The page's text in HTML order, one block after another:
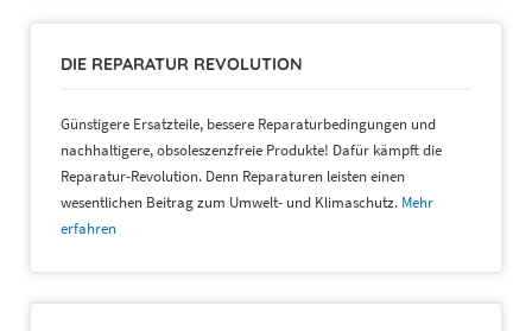
DIE REPARATUR REVOLUTION
Günstigere Ersatzteile, bessere Reparaturbedingungen und
nachhaltigere, obsoleszenzfreie Produkte! Dafür kämpft die
Reparatur-Revolution. Denn Reparaturen leisten einen
wesentlichen Beitrag zum Umwelt- und Klimaschutz. Mehr
erfahren